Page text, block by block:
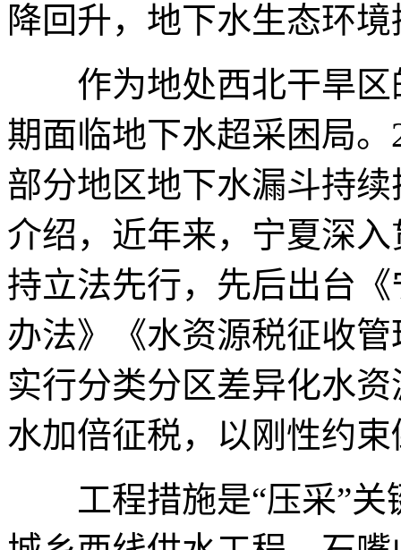
降回升，地下水生态环
作为地处西北干旱区
期面临地下水超采困局
部分地区地下水漏斗持
介绍，近年来，宁夏深
持立法先行，先后出台
办法》《水资源税征收
实行分类分区差异化水
水加倍征税，以刚性约
工程措施是“压采”关